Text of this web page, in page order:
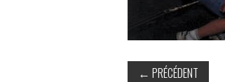
← PRÉCÉDENT